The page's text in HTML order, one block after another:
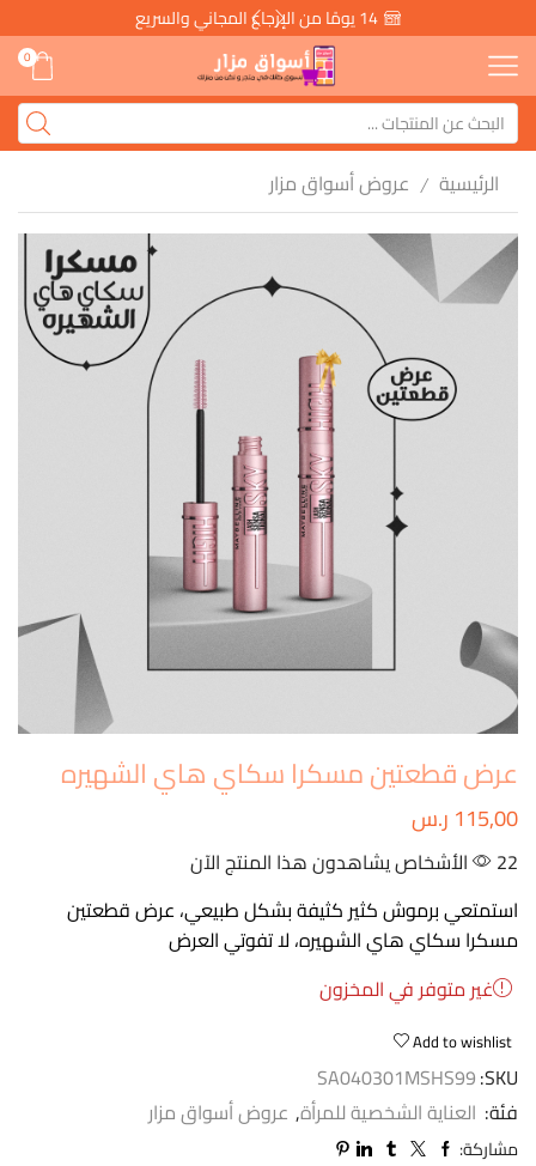
14 يومًا من الإرجاع المجاني والسريع
0
الرئيسية / عروض أسواق مزار
عرض قطعتين مسكرا سكاي هاي الشهيره
115,00 ر.س
22 الأشخاص يشاهدون هذا المنتج الآن
استمتعي برموش كثير كثيفة بشكل طبيعي، عرض قطعتين
مسكرا سكاي هاي الشهيره، لا تفوتي العرض
غير متوفر في المخزون
Add to wishlist
SKU:
SA040301MSHS99
فئة: العناية الشخصية للمرأة, عروض أسواق مزار
مشاركة: